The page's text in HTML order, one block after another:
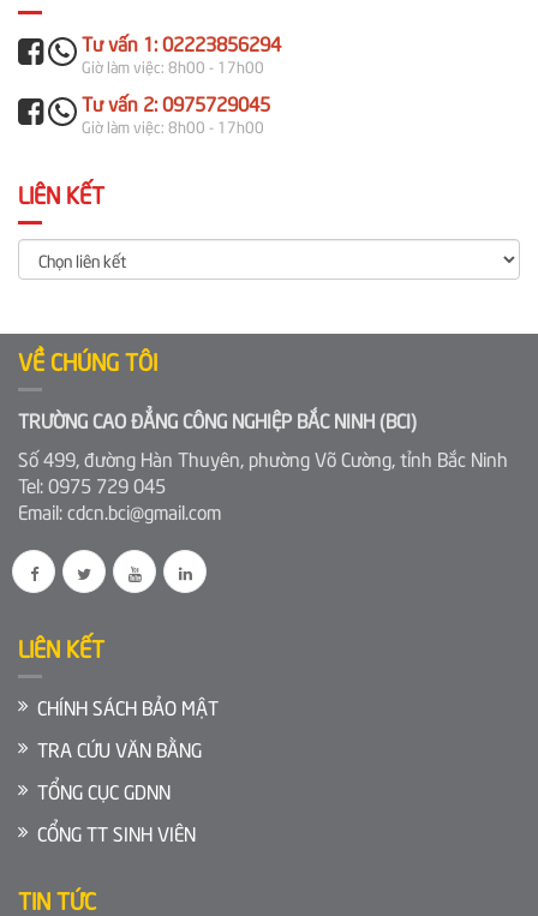
Tư vấn 1: 02223856294
Giờ làm việc: 8h00 - 17h00
Tư vấn 2: 0975729045
Giờ làm việc: 8h00 - 17h00
LIÊN KẾT
VỀ CHÚNG TÔI
TRƯỜNG CAO ĐẲNG CÔNG NGHIỆP BẮC NINH (BCI)
Số 499, đường Hàn Thuyên, phường Võ Cường, tỉnh Bắc Ninh
Tel: 0975 729 045
Email: cdcn.bci@gmail.com
LIÊN KẾT
CHÍNH SÁCH BẢO MẬT
TRA CỨU VĂN BẰNG
TỔNG CỤC GDNN
CỔNG TT SINH VIÊN
TIN TỨC